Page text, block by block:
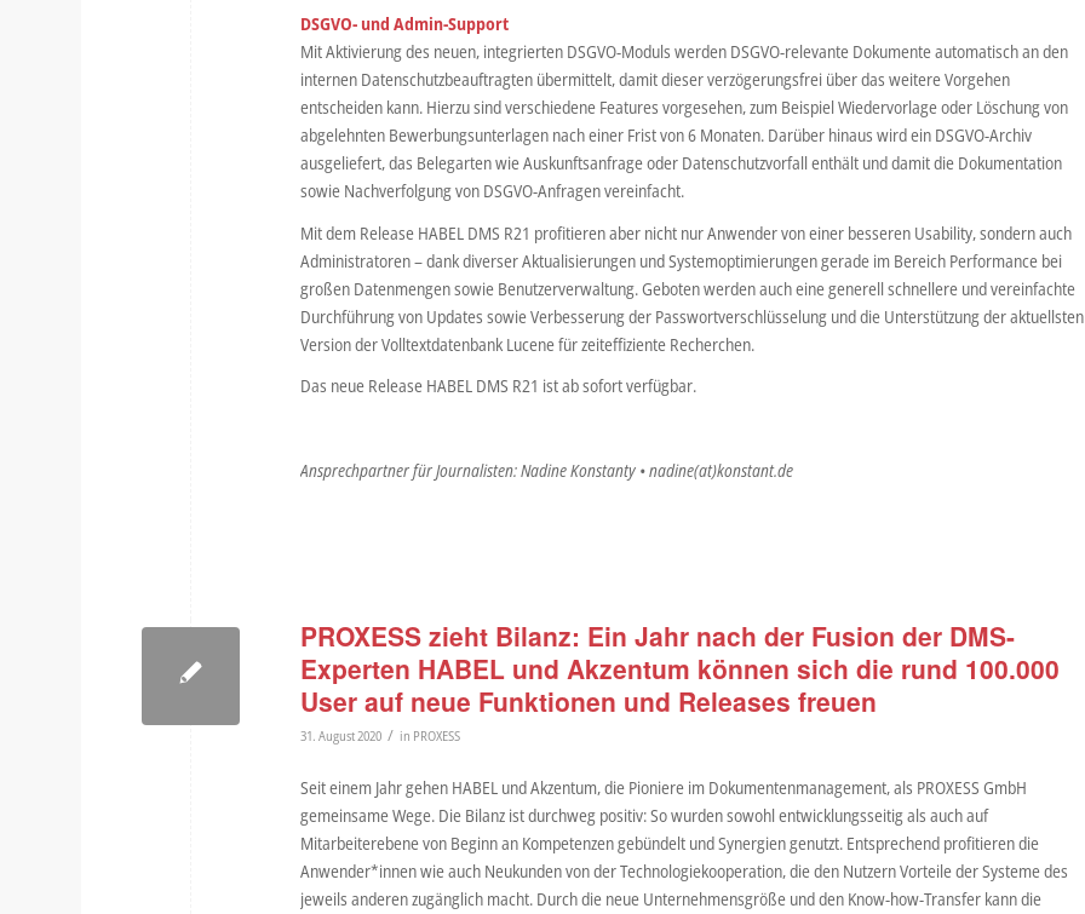
DSGVO- und Admin-Support
Mit Aktivierung des neuen, integrierten DSGVO-Moduls werden DSGVO-relevante Dokumente automatisch an den
internen Datenschutzbeauftragten übermittelt, damit dieser verzögerungsfrei über das weitere Vorgehen
entscheiden kann. Hierzu sind verschiedene Features vorgesehen, zum Beispiel Wiedervorlage oder Löschung von
abgelehnten Bewerbungsunterlagen nach einer Frist von 6 Monaten. Darüber hinaus wird ein DSGVO-Archiv
ausgeliefert, das Belegarten wie Auskunftsanfrage oder Datenschutzvorfall enthält und damit die Dokumentation
sowie Nachverfolgung von DSGVO-Anfragen vereinfacht.
Mit dem Release HABEL DMS R21 profitieren aber nicht nur Anwender von einer besseren Usability, sondern auch
Administratoren – dank diverser Aktualisierungen und Systemoptimierungen gerade im Bereich Performance bei
großen Datenmengen sowie Benutzerverwaltung. Geboten werden auch eine generell schnellere und vereinfachte
Durchführung von Updates sowie Verbesserung der Passwortverschlüsselung und die Unterstützung der aktuellsten
Version der Volltextdatenbank Lucene für zeiteffiziente Recherchen.
Das neue Release HABEL DMS R21 ist ab sofort verfügbar.
Ansprechpartner für Journalisten: Nadine Konstanty • nadine(at)konstant.de
PROXESS zieht Bilanz: Ein Jahr nach der Fusion der DMS-
Experten HABEL und Akzentum können sich die rund 100.000
User auf neue Funktionen und Releases freuen
31. August 2020 / in PROXESS
Seit einem Jahr gehen HABEL und Akzentum, die Pioniere im Dokumentenmanagement, als PROXESS GmbH
gemeinsame Wege. Die Bilanz ist durchweg positiv: So wurden sowohl entwicklungsseitig als auch auf
Mitarbeiterebene von Beginn an Kompetenzen gebündelt und Synergien genutzt. Entsprechend profitieren die
Anwender*innen wie auch Neukunden von der Technologiekooperation, die den Nutzern Vorteile der Systeme des
jeweils anderen zugänglich macht. Durch die neue Unternehmensgröße und den Know-how-Transfer kann die